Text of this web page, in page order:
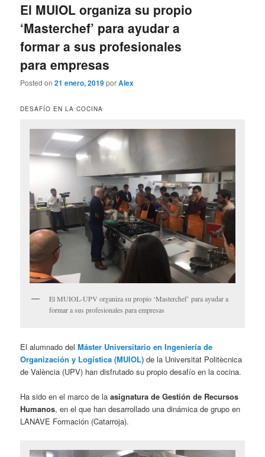
El MUIOL organiza su propio
‘Masterchef’ para ayudar a
formar a sus profesionales
para empresas
Posted on21 enero, 2019porAlex
DESAFÍO EN LA COCINA
El MUIOL-UPV organiza su propio ‘Masterchef’ para ayudar a
formar a sus profesionales para empresas
El alumnado delMáster Universitario en Ingeniería de
Organización y Logística (MUIOL) de la Universitat Politècnica
de València (UPV) han disfrutado su propio desafío en la cocina.
Ha sido en el marco de laasignatura de Gestión de Recursos
Humanos, en el que han desarrollado una dinámica de grupo en
LANAVE Formación (Catarroja).